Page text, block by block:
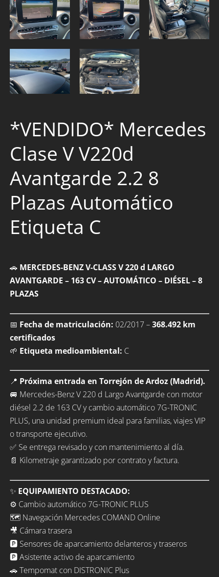
*VENDIDO* Mercedes
Clase V V220d
Avantgarde 2.2 8
Plazas Automático
Etiqueta C
🚗 MERCEDES-BENZ V-CLASS V 220 d LARGO
AVANTGARDE – 163 CV – AUTOMÁTICO – DIÉSEL – 8
PLAZAS
📅 Fecha de matriculación: 02/2017 –368.492 km
certificados
🌱 Etiqueta medioambiental: C
📍 Próxima entrada en Torrejón de Ardoz (Madrid).
🚐 Mercedes-Benz V 220 d Largo Avantgarde con motor
diésel 2.2 de 163 CV y cambio automático 7G-TRONIC
PLUS, una unidad premium ideal para familias, viajes VIP
o transporte ejecutivo.
✅ Se entrega revisado y con mantenimiento al día.
📄 Kilometraje garantizado por contrato y factura.
✨ EQUIPAMIENTO DESTACADO:
⚙️ Cambio automático 7G-TRONIC PLUS
🗺️ Navegación Mercedes COMAND Online
🎥 Cámara trasera
🅿️ Sensores de aparcamiento delanteros y traseros
🅿️ Asistente activo de aparcamiento
🚗 Tempomat con DISTRONIC Plus